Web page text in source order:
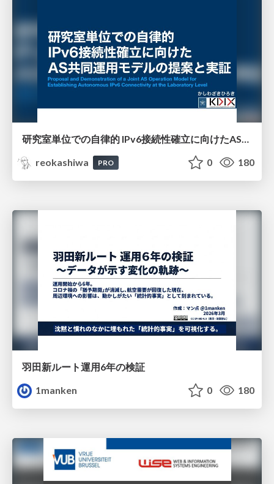
reokashiwa
PRO 0 180
羽田新ルート運用6年の検証
1manken
0 180